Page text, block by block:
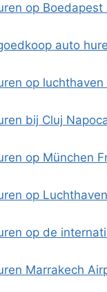
op
auto
op
bij Cluj
op München
op
op de
Marrakech